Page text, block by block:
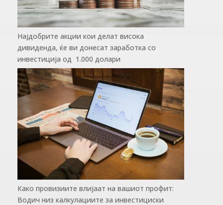
Најдобрите акции кои делат висока
дивиденда, ќе ви донесат заработка со
инвестиција од 1.000 долари
Како провизиите влијаат на вашиот профит:
Водич низ калкулациите за инвестициски